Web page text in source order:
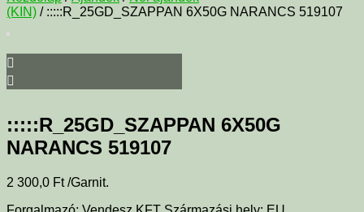
(KIN) / :::::R_25GD_SZAPPAN 6X50G NARANCS 519107
:::::R_25GD_SZAPPAN 6X50G
NARANCS 519107
2 300,0 Ft /Garnit.